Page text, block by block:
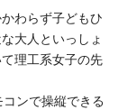
わらず子どもひ
大人といっしょ
理工系女子の先
ンで操縦できる